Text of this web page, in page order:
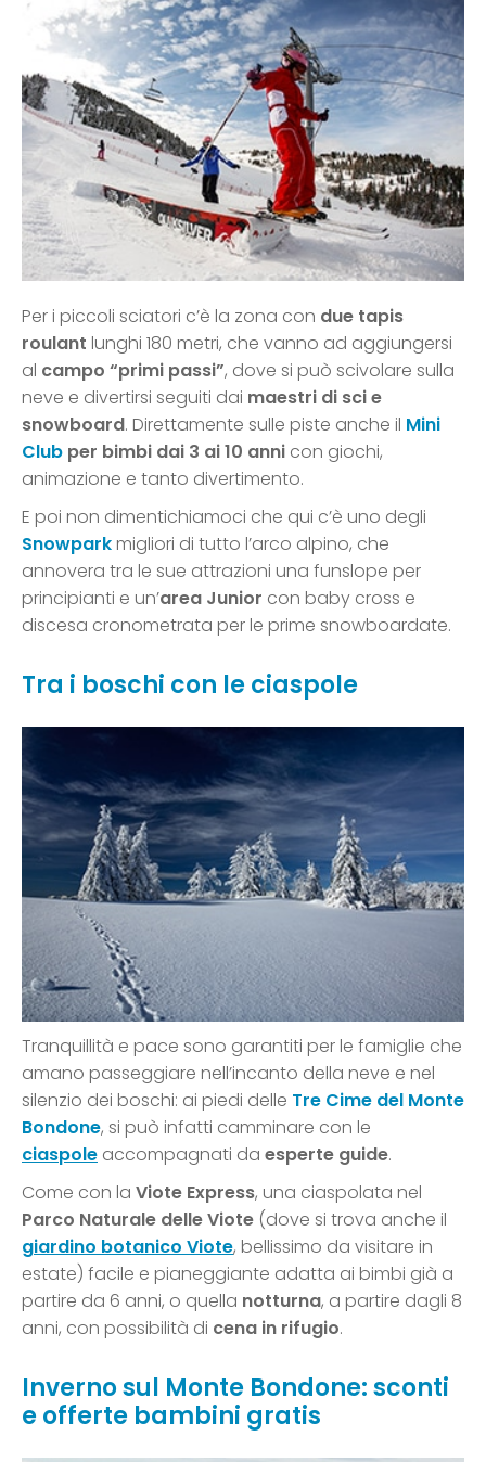
Per i piccoli sciatori c’è la zona con due tapis
roulant lunghi 180 metri, che vanno ad aggiungersi
al campo “primi passi”, dove si può scivolare sulla
neve e divertirsi seguiti dai maestri di sci e
snowboard. Direttamente sulle piste anche il Mini
Club per bimbi dai 3 ai 10 anni con giochi,
animazione e tanto divertimento.
E poi non dimentichiamoci che qui c’è uno degli
Snowparkmigliori di tutto l’arco alpino, che
annovera tra le sue attrazioni una funslope per
principianti e un’area Junior con baby cross e
discesa cronometrata per le prime snowboardate.
Tra i boschi con le ciaspole
Tranquillità e pace sono garantiti per le famiglie che
amano passeggiare nell’incanto della neve e nel
silenzio dei boschi: ai piedi delle Tre Cime del Monte
Bondone, si può infatti camminare con le
ciaspole accompagnati da esperte guide.
Come con la Viote Express, una ciaspolata nel
Parco Naturale delle Viote (dove si trova anche il
giardino botanico Viote, bellissimo da visitare in
estate) facile e pianeggiante adatta ai bimbi già a
partire da 6 anni, o quella notturna, a partire dagli 8
anni, con possibilità di cena in rifugio.
Inverno sul Monte Bondone: sconti
e offerte bambini gratis